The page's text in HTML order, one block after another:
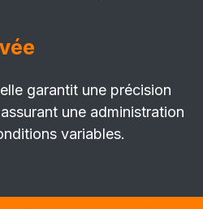
garantit une précision
une administration
variables.